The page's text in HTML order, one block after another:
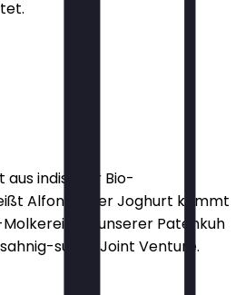
aus indischer Bio-
Alfonso. Der Joghurt kommt
Molkerei von unserer Patenkuh
sahnig-süßes Joint Venture.